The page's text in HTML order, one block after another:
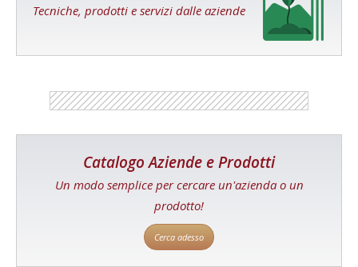
Tecniche, prodotti e servizi dalle aziende
Catalogo Aziende e Prodotti
Un modo semplice per cercare un'azienda o un
prodotto!
Cerca adesso